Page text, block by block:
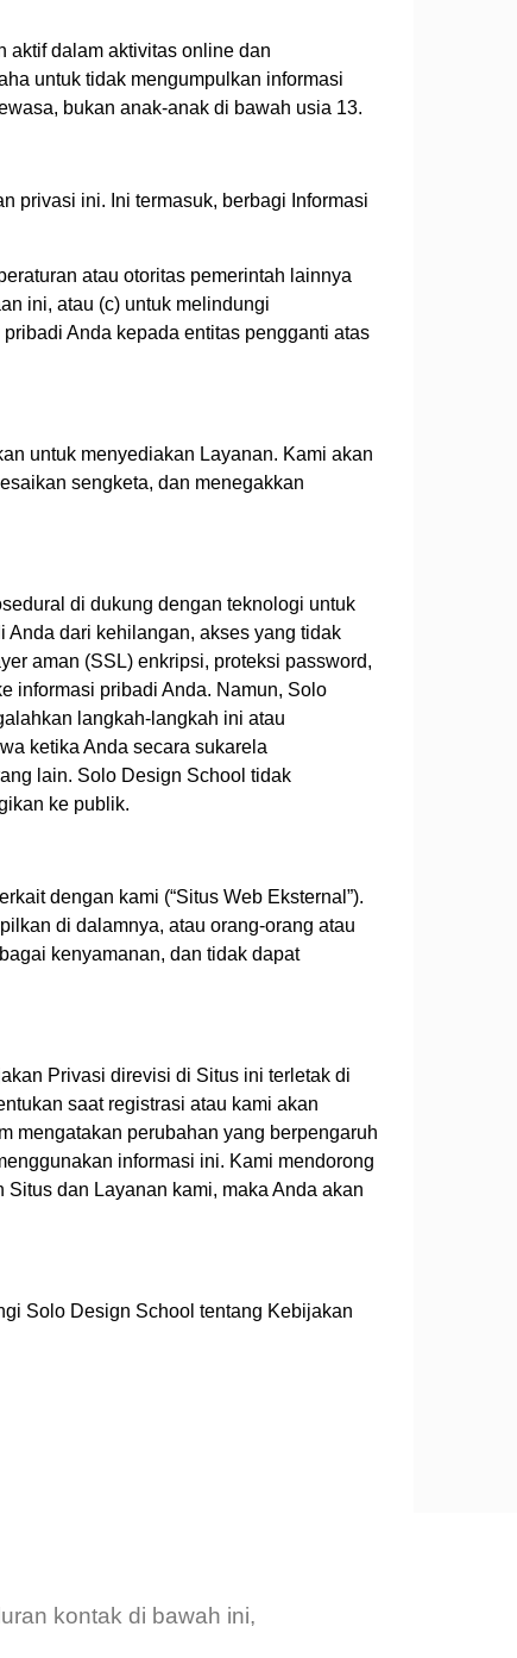
aktif dalam aktivitas online dan
untuk tidak mengumpulkan informasi
bukan anak-anak di bawah usia 13.
privasi ini. Ini termasuk, berbagi Informasi
atau otoritas pemerintah lainnya
ini, atau (c) untuk melindungi
Anda kepada entitas pengganti atas
untuk menyediakan Layanan. Kami akan
sengketa, dan menegakkan
di dukung dengan teknologi untuk
dari kehilangan, akses yang tidak
aman (SSL) enkripsi, proteksi password,
informasi pribadi Anda. Namun, Solo
langkah-langkah ini atau
ketika Anda secara sukarela
lain. Solo Design School tidak
ke publik.
dengan kami (“Situs Web Eksternal”).
di dalamnya, atau orang-orang atau
kenyamanan, dan tidak dapat
Privasi direvisi di Situs ini terletak di
saat registrasi atau kami akan
mengatakan perubahan yang berpengaruh
informasi ini. Kami mendorong
dan Layanan kami, maka Anda akan
Solo Design School tentang Kebijakan
kontak di bawah ini,